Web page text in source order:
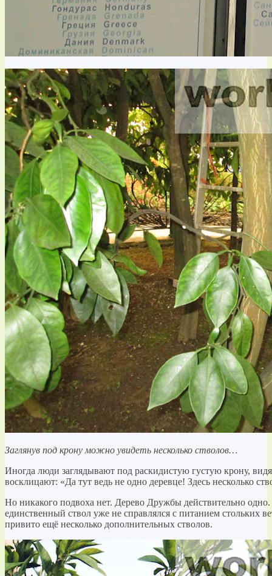
Заглянув под крону можно увидеть несколько стволов…
Иногда люди заглядывают под раскидистую густую крону,
восклицают: «Да тут ведь не одно деревце! Здесь несколько
Но никакого подвоха нет. Дерево Дружбы действительно
единственный ствол уже не справлялся с питанием стольких
привито ещё несколько дополнительных стволов.